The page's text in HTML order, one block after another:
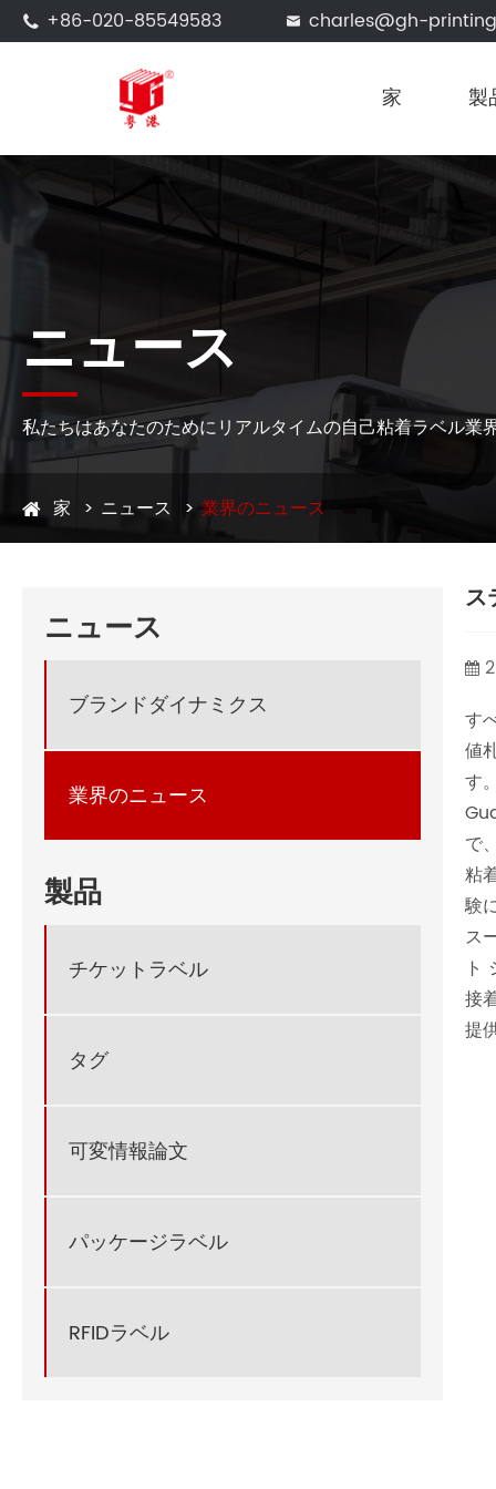
 +86-020-85549583  charles@gh-
家 製
ニュース
私たちはあなたのためにリアルタイムの自己粘着ラベル業
家 ニュース 業界のニュース
ニュース
ブランドダイナミクス
業界のニュース
製品
チケットラベル
タグ
可変情報論文
パッケージラベル
RFIDラベル
ス
す
値
す
で
粘
験
ス
ト
接
提